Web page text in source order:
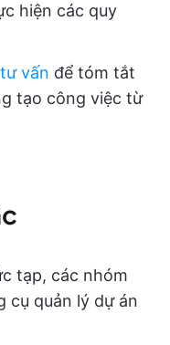
hiện các quy
vấn để tóm tắt
tạo công việc từ
tạp, các nhóm
cụ quản lý dự án